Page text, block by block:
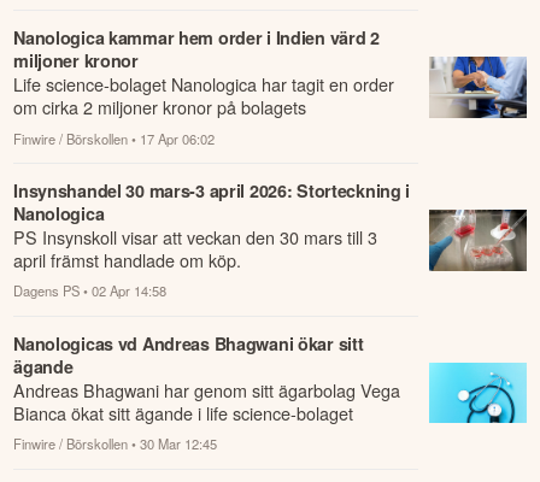
Nanologica kammar hem order i Indien värd 2
miljoner kronor
Life science-bolaget Nanologica har tagit en order
om cirka 2 miljoner kronor på bolagets
silikabaserade reningsmedia NLAB Saga.
Finwire / Börskollen • 17 Apr 06:02
Insynshandel 30 mars-3 april 2026: Storteckning i
Nanologica
PS Insynskoll visar att veckan den 30 mars till 3
april främst handlade om köp.
Dagens PS • 02 Apr 14:58
Nanologicas vd Andreas Bhagwani ökar sitt
ägande
Andreas Bhagwani har genom sitt ägarbolag Vega
Bianca ökat sitt ägande i life science-bolaget
Nanologica där han är vd.
Finwire / Börskollen • 30 Mar 12:45